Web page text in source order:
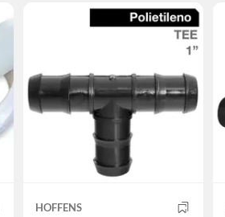
HOFFENS